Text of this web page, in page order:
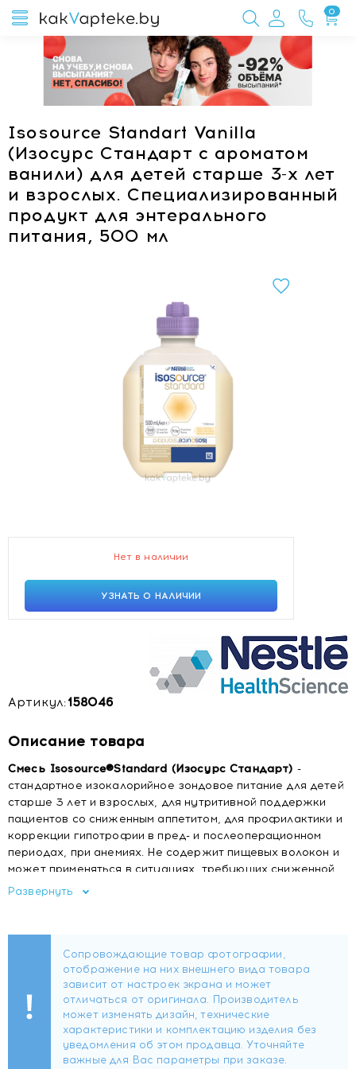
0
Isosource Standart Vanilla
(Изосурс Стандарт с ароматом
ванили) для детей старше 3-х лет
и взрослых. Специализированный
продукт для энтерального
питания, 500 мл
Нет в наличии
УЗНАТЬ О НАЛИЧИИ
Артикул:158046
Описание товара
Смесь Isosource®Standard (Изосурс Стандарт) -
стандартное изокалорийное зондовое питание для детей
старше 3 лет и взрослых, для нутритивной поддержки
пациентов со сниженным аппетитом, для профилактики и
коррекции гипотрофии в пред- и послеоперационном
периодах, при анемиях. Не содержит пищевых волокон и
может применяться в ситуациях, требующих сниженной
моторики кишки.
Подготовка к операции и послеоперационный
период (травмы, ожоги, операции на ЖКТ и т.д.)
Снижение массы тела (анорексии различной
этиологии)
Дополнительное питание при онкологических
заболеваниях
Заболевания желудочно-кишечного тракта (ЖКТ):
лучевые энтериты, химиотерапия, холецистит,
Развернуть